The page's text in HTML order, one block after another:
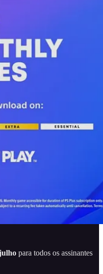
para todos os assinantes